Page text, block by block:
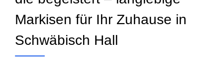
Markisen für Ihr Zuhause in
Schwäbisch Hall